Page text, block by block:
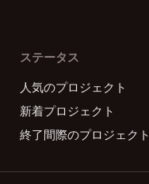
ステータス
人気のプロジェクト
新着プロジェクト
終了間際のプロジェクト